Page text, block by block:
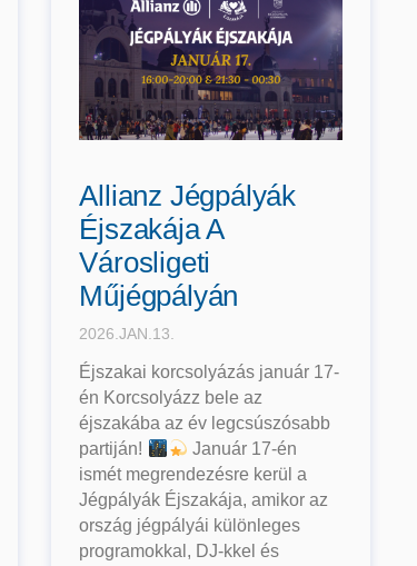
Allianz Jégpályák
Éjszakája A
Városligeti
Műjégpályán
2026.JAN.13.
Éjszakai korcsolyázás január 17-
én Korcsolyázz bele az
éjszakába az év legcsúszósabb
partiján!
Január 17-én
ismét megrendezésre kerül a
Jégpályák Éjszakája, amikor az
ország jégpályái különleges
programokkal, DJ-kkel és